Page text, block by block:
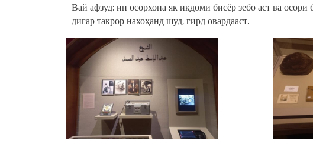
Вай афзуд: ин осорхона як иқдоми бисёр зебо аст ва
дигар такрор нахоҳанд шуд, гирд овардааст.